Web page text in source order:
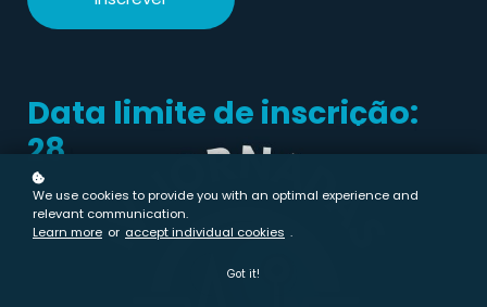
Data limite de inscrição:
28 de Maio
We use cookies to provide you with an optimal experience and
relevant communication.
Learn more or accept individual cookies .
Got it!